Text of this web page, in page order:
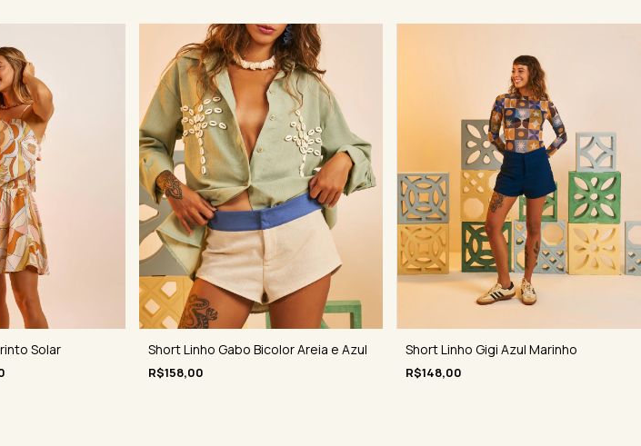
Solar Short Linho Gabo Bicolor Areia e Azul
R$158,00
Short Linho Gigi Azul Marinho
R$148,00